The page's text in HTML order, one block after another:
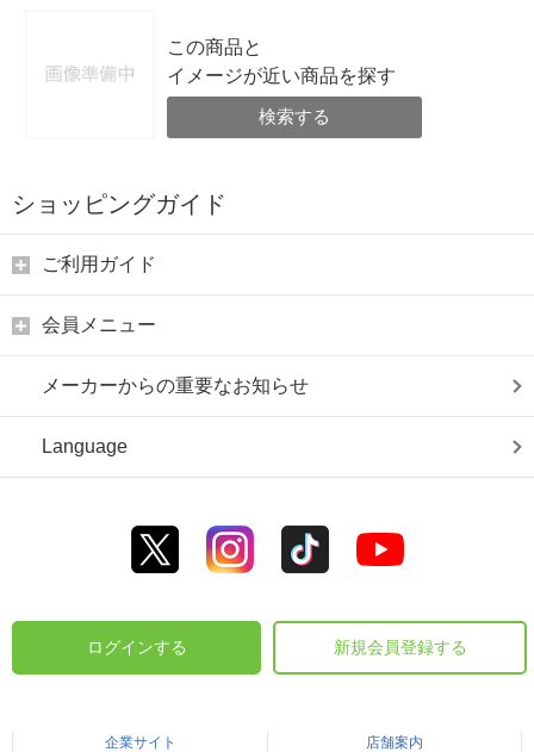
この商品と
イメージが近い商品を探す
検索する
ショッピングガイド
ご利用ガイド
会員メニュー
メーカーからの重要なお知らせ
Language
ログインする 新規会員登録する
企業サイト 店舗案内